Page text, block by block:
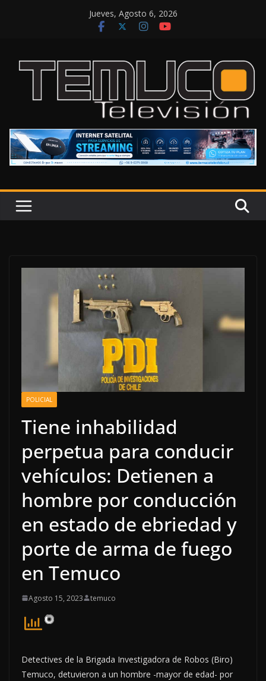
Jueves, Agosto 6, 2026
POLICIAL
Tiene inhabilidad
perpetua para conducir
vehículos: Detienen a
hombre por conducción
en estado de ebriedad y
porte de arma de fuego
en Temuco
Agosto 15, 2023 temuco
Detectives de la Brigada Investigadora de Robos (Biro)
Temuco, detuvieron a un hombre -mayor de edad- por